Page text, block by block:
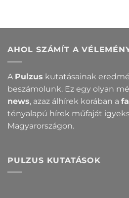
AHOL SZÁMÍT A
A Pulzus kutatásainak
beszámolunk. Ez egy olyan
news, azaz álhírek korában a
tényalapú hírek műfaját
Magyarországon.
PULZUS KUTATÁSOK